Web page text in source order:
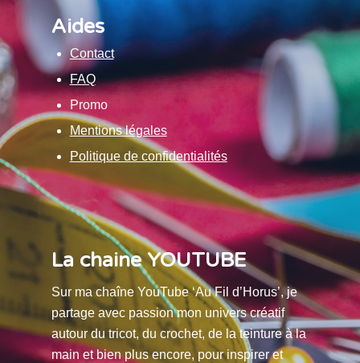
Aides
Contact
FAQ
Promo
Mentions légales
Politique de confidentialités
La chaine YOUTUBE
Sur ma chaîne YouTube ‘Au Fil d’Horus’, je
partage avec passion mon univers créatif
autour du tricot, du crochet, de la teinture à la
main et bien plus encore, pour inspirer et